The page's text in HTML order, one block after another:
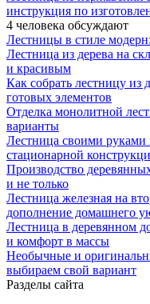
инструкция по
4 человека обсуждают
Лестницы в стиле
Лестница из дерева на
и красивым
Как собрать лестницу из
готовых элементов
Отделка монолитной
варианты
Лестница своими руками
стационарной
Производство
и не только
Лестница железная на
дополнение домашнего
Лестница в деревянном
и комфорт в массы
Необычные и
выбираем свой вариант
Разделы сайта